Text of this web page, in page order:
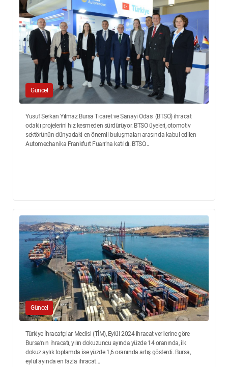
Güncel
Yusuf Serkan Yılmaz Bursa Ticaret ve Sanayi Odası (BTSO) ihracat
odaklı projelerini hız kesmeden sürdürüyor. BTSO üyeleri, otomotiv
sektörünün dünyadaki en önemli buluşmaları arasında kabul edilen
Automechanika Frankfurt Fuarı’na katıldı. BTSO...
Güncel
Türkiye İhracatçılar Meclisi (TİM), Eylül 2024 ihracat verilerine göre
Bursa’nın ihracatı, yılın dokuzuncu ayında yüzde 14 oranında, ilk
dokuz aylık toplamda ise yüzde 1,6 oranında artış gösterdi. Bursa,
eylül ayında en fazla ihracat...